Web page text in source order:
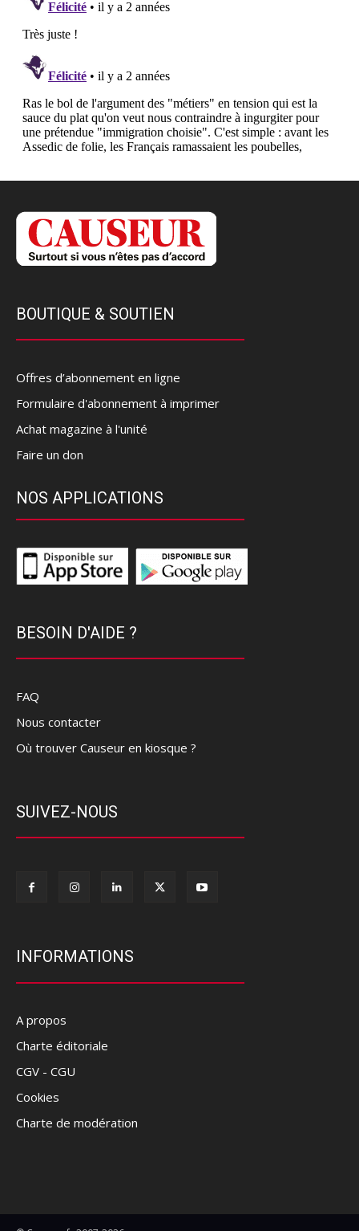
BOUTIQUE & SOUTIEN
Offres d’abonnement en ligne
Formulaire d'abonnement à imprimer
Achat magazine à l'unité
Faire un don
NOS APPLICATIONS
BESOIN D'AIDE ?
FAQ
Nous contacter
Où trouver Causeur en kiosque ?
SUIVEZ-NOUS
INFORMATIONS
A propos
Charte éditoriale
CGV - CGU
Cookies
Charte de modération